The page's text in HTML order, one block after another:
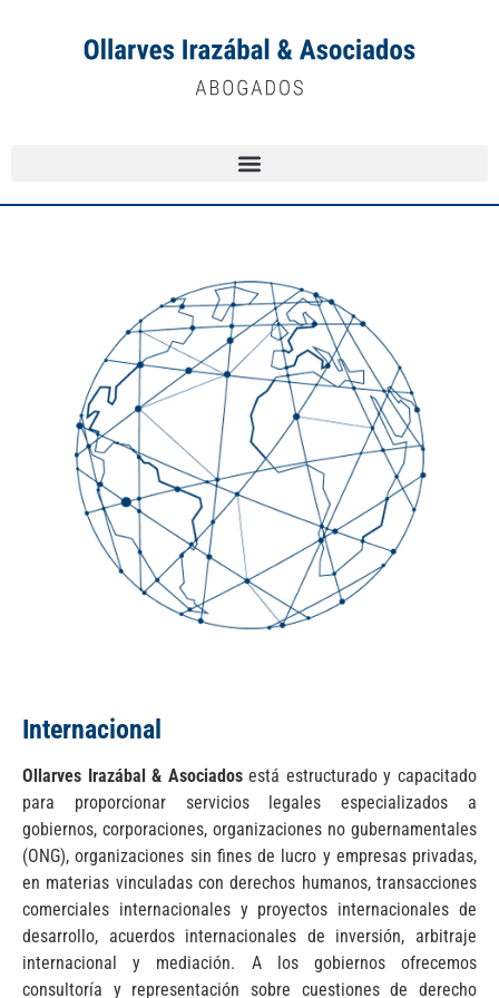
Internacional
Ollarves Irazábal & Asociadosestá estructurado y capacitado
para proporcionar servicios legales especializados a
gobiernos, corporaciones, organizaciones no gubernamentales
(ONG), organizaciones sin fines de lucro y empresas privadas,
en materias vinculadas con derechos humanos, transacciones
comerciales internacionales y proyectos internacionales de
desarrollo, acuerdos internacionales de inversión, arbitraje
internacional y mediación. A los gobiernos ofrecemos
consultoría y representación sobre cuestiones de derecho